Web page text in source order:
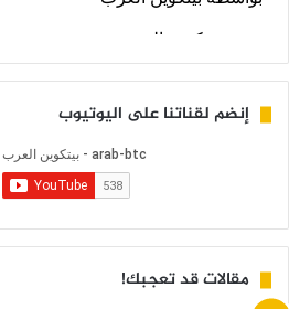
إنضم لقناتنا على اليوتيوب
مقالات قد تعجبك!